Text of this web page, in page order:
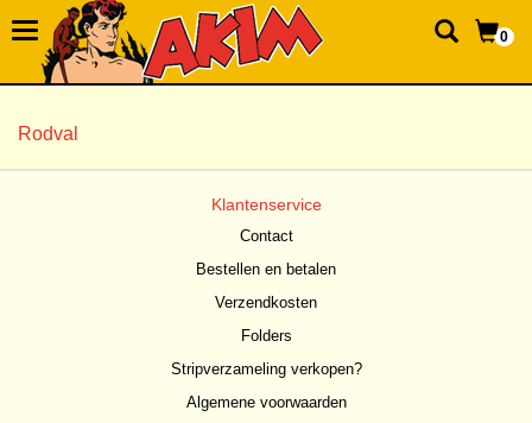
0
Rodval
Klantenservice
Contact
Bestellen en betalen
Verzendkosten
Folders
Stripverzameling verkopen?
Algemene voorwaarden